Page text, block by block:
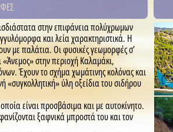
στην επιφάνεια πολύχρωμων
και λεία χαρακτηριστικά. Η
με παλάτια. Οι φυσικές γεωμορφές σ’
στην περιοχή Καλαμάκι,
Έχουν το σχήμα χωμάτινης κολόνας και
ύλη οξείδια του σιδήρου
είναι προσβάσιμα και με αυτοκίνητο.
ξαφνικά μπροστά του και τον